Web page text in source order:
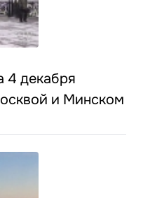
4 декабря
и Минском